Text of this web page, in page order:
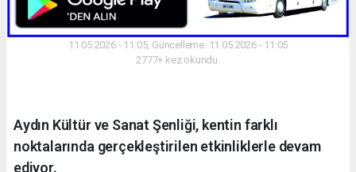
11.05.2026 - 11:05, Güncelleme: 11.05.2026 - 11:05
2777+ kez okundu.
Aydın Kültür ve Sanat Şenliği, kentin farklı
noktalarında gerçekleştirilen etkinliklerle devam
ediyor.